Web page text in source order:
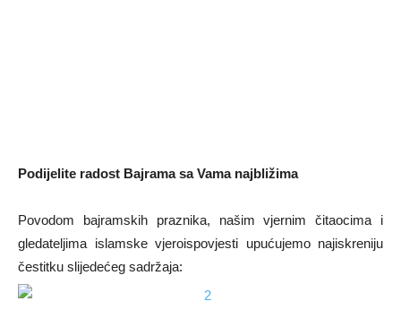
Podijelite radost Bajrama sa Vama najbližima
Povodom bajramskih praznika, našim vjernim čitaocima i
gledateljima islamske vjeroispovjesti upućujemo najiskreniju
čestitku slijedećeg sadržaja: